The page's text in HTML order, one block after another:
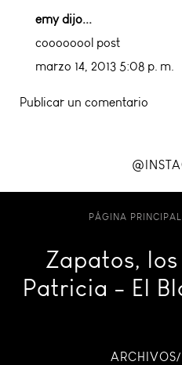
emydijo...
coooooool post
marzo 14, 2013 5:08 p. m.
Publicar un comentario
PÁGINA PRINCIPAL
Zapatos,
Patricia - El